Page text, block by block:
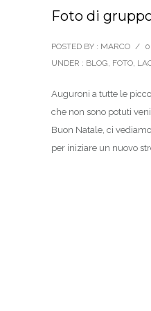
Foto di
POSTED BY : MARCO /
UNDER : BLOG FOTO
Auguroni a tutte le
che non sono potuti
Buon Natale, ci
per iniziare un nuovo